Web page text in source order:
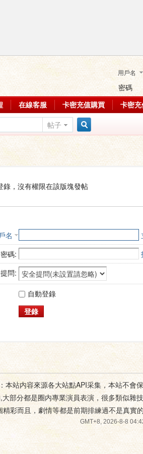
用戶名
密碼
在線客服 卡密充值購買 卡密
帖子
索
錄，沒有權限在該版塊發帖
名
密碼:
問:
自動登錄
登錄
本站内容來源各大站點API采集，本站不會
部分都是圈内專業演員表演，很多類似雜
精彩而且，劇情等都是前期排練過不是真實
GMT+8, 2026-8-8